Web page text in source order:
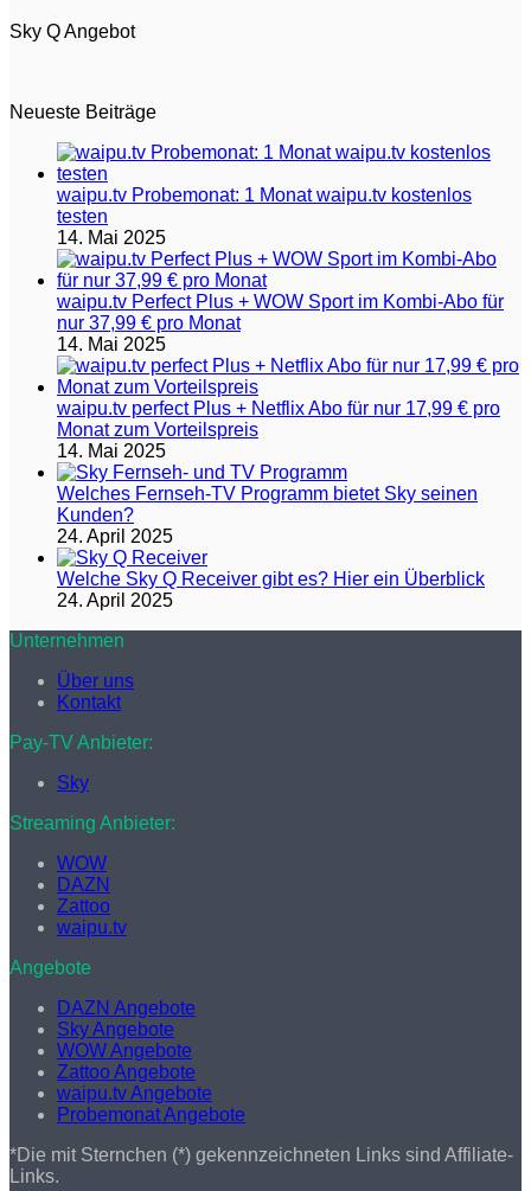
Sky Q Angebot
Neueste Beiträge
waipu.tv Probemonat: 1 Monat waipu.tv kostenlos
testen
14. Mai 2025
waipu.tv Perfect Plus + WOW Sport im Kombi-Abo für
nur 37,99 € pro Monat
14. Mai 2025
waipu.tv perfect Plus + Netflix Abo für nur 17,99 € pro
Monat zum Vorteilspreis
14. Mai 2025
Welches Fernseh-TV Programm bietet Sky seinen
Kunden?
24. April 2025
Welche Sky Q Receiver gibt es? Hier ein Überblick
24. April 2025
Unternehmen
Über uns
Kontakt
Pay-TV Anbieter:
Sky
Streaming Anbieter:
WOW
DAZN
Zattoo
waipu.tv
Angebote
DAZN Angebote
Sky Angebote
WOW Angebote
Zattoo Angebote
waipu.tv Angebote
Probemonat Angebote
*Die mit Sternchen (*) gekennzeichneten Links sind Affiliate-
Links.